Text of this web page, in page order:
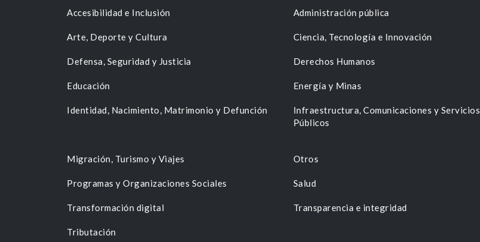
Accesibilidad e Inclusión Administración pública
Arte, Deporte y Cultura Ciencia, Tecnología e Innovación
Defensa, Seguridad y Justicia Derechos Humanos
Educación Energía y Minas
Identidad, Nacimiento, Matrimonio y Defunción
Infraestructura, Comunicaciones y Servicios
Públicos
Migración, Turismo y Viajes Otros
Programas y Organizaciones Sociales Salud
Transformación digital Transparencia e integridad
Tributación